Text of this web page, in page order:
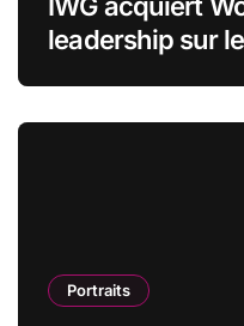
leadership sur
Portraits